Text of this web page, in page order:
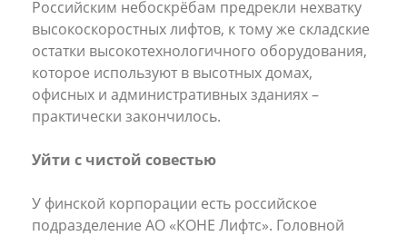
Российским небоскрёбам предрекли нехватку
высокоскоростных лифтов, к тому же складские
остатки высокотехнологичного оборудования,
которое используют в высотных домах,
офисных и административных зданиях –
практически закончилось.
Уйти с чистой совестью
У финской корпорации есть российское
подразделение АО «КОНЕ Лифтс». Головной